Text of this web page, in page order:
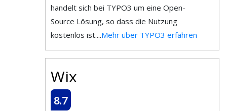
handelt sich bei TYPO3 um eine Open-
Source Lösung, so dass die Nutzung
kostenlos ist....Mehr über TYPO3 erfahren
Wix
8.7